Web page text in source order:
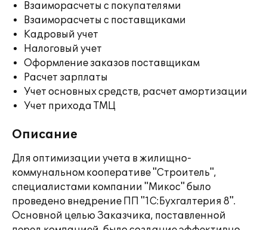
Взаиморасчеты с покупателями
Взаиморасчеты с поставщиками
Кадровый учет
Налоговый учет
Оформление заказов поставщикам
Расчет зарплаты
Учет основных средств, расчет амортизации
Учет прихода ТМЦ
Описание
Для оптимизации учета в жилищно-
коммунальном кооперативе "Строитель",
специалистами компании "Микос" было
проведено внедрение ПП "1С:Бухгалтерия 8".
Основной целью Заказчика, поставленной